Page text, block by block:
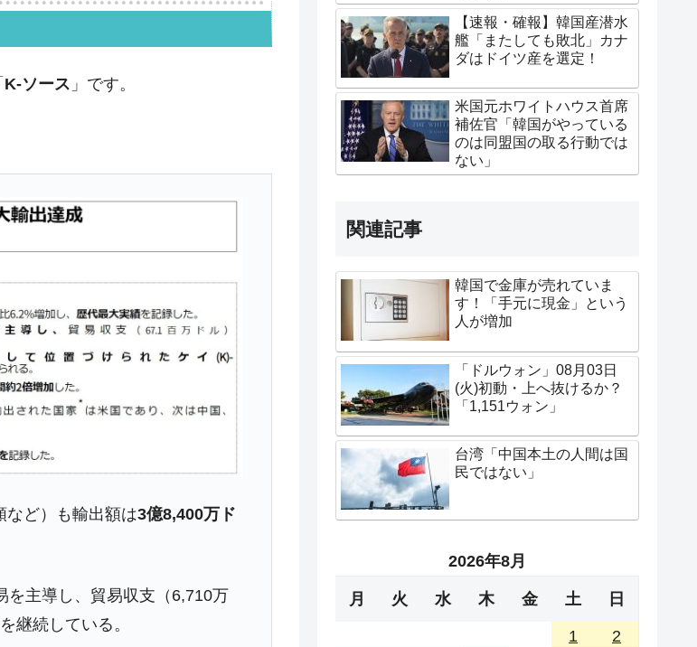
償10万ウォンを認定 ⇒ 総額3兆7,000億
「出て行け！」「極右勢力」のプラカー
備」⇒ だから無理だってば。
の名物教授も登場！
も減少
言。
損が出るからできない。
K-ソース 」です。
など）も輸出額は3億8,400万ド
を主導し、貿易収支（6,710万
継続している。
【速報・確報】韓国産潜水
艦「またしても敗北」カナ
ダはドイツ産を選定！
米国元ホワイトハウス首席
補佐官「韓国がやっている
のは同盟国の取る行動では
ない」
関連記事
韓国で金庫が売れていま
す！「手元に現金」という
人が増加
「ドルウォン」08月03日
(火)初動・上へ抜けるか？
「1,151ウォン」
台湾「中国本土の人間は国
民ではない」
2026年8月
月 火 水 木 金 土 日
1
2